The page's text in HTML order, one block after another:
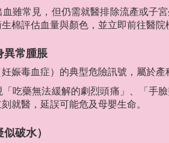
血雖常見，但仍需就醫排除流產或子
棉評估血量與顏色，並立即前往醫院
異常腫脹
娠毒血症）的典型危險訊號，屬於產
「吃藥無法緩解的劇烈頭痛」、「手
就醫，延誤可能危及母嬰生命。
破水）